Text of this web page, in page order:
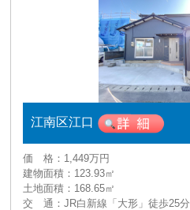
江南区江口
価 格： 1,449万円
建物面積： 123.93㎡
土地面積： 168.65㎡
交 通：JR白新線「大形」徒歩25分